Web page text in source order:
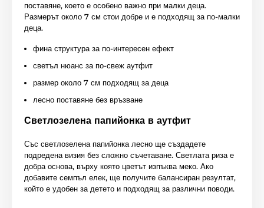
поставяне, което е особено важно при малки деца.
Размерът около 7 см стои добре и е подходящ за по-малки
деца.
фина структура за по-интересен ефект
светъл нюанс за по-свеж аутфит
размер около 7 см подходящ за деца
лесно поставяне без връзване
Светлозелена папийонка в аутфит
Със светлозелена папийонка лесно ще създадете
подредена визия без сложно съчетаване. Светлата риза е
добра основа, върху която цветът изпъква меко. Ако
добавите семпъл елек, ще получите балансиран резултат,
който е удобен за детето и подходящ за различни поводи.